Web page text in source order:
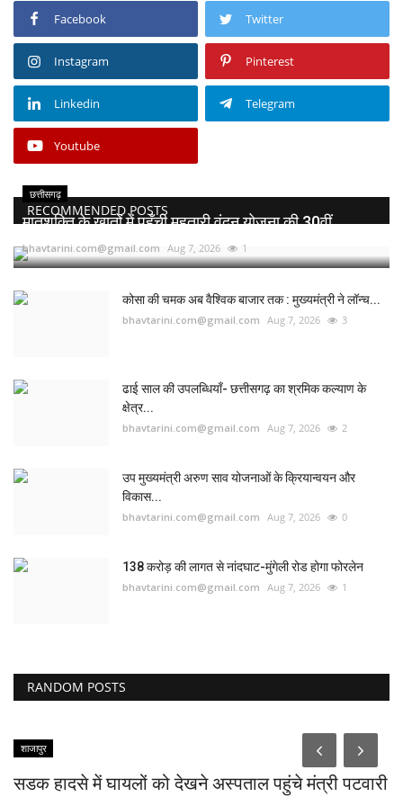
Facebook Twitter
Instagram Pinterest
Linkedin Telegram
Youtube
RECOMMENDED POSTS
छत्तीसगढ़
मातृशक्ति के खातों में पहुँची महतारी वंदन योजना की 30वीं...
bhavtarini.com@gmail.com Aug 7, 2026 1
कोसा की चमक अब वैश्विक बाजार तक : मुख्यमंत्री ने लॉन्च...
bhavtarini.com@gmail.com Aug 7, 2026 3
ढाई साल की उपलब्धियाँ- छत्तीसगढ़ का श्रमिक कल्याण के
क्षेत्र...
bhavtarini.com@gmail.com Aug 7, 2026 2
उप मुख्यमंत्री अरुण साव योजनाओं के क्रियान्वयन और
विकास...
bhavtarini.com@gmail.com Aug 7, 2026 0
138 करोड़ की लागत से नांदघाट-मुंगेली रोड होगा फोरलेन
bhavtarini.com@gmail.com Aug 7, 2026 1
RANDOM POSTS
शाजापुर
सडक हादसे में घायलों को देखने अस्पताल पहुंचे मंत्री पटवारी